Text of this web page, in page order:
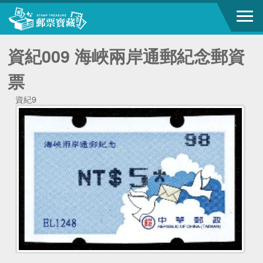
資紀009 海峽兩岸通郵紀念郵資
票
資紀9